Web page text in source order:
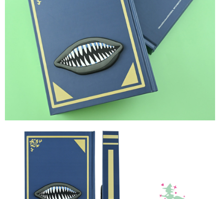
「AFTEE先享後付」，若未經同意申辦者引起之損失，本公司不負相關責
４．使用「AFTEE先享後付」時，將依據個別帳號之用戶狀況，依本公司即
時審查核予不同之上限額度；若仍有額度不足之情形，本公司將視審查結果
請求用戶進行身份認證。
５．嚴禁一人註冊多個帳號或使用他人資訊註冊。若發現惡意使用之情形，
恩沛科技股份有限公司將有權停止該用戶之使用額度並採取法律行動。